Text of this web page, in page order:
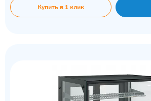
Купить в 1 клик